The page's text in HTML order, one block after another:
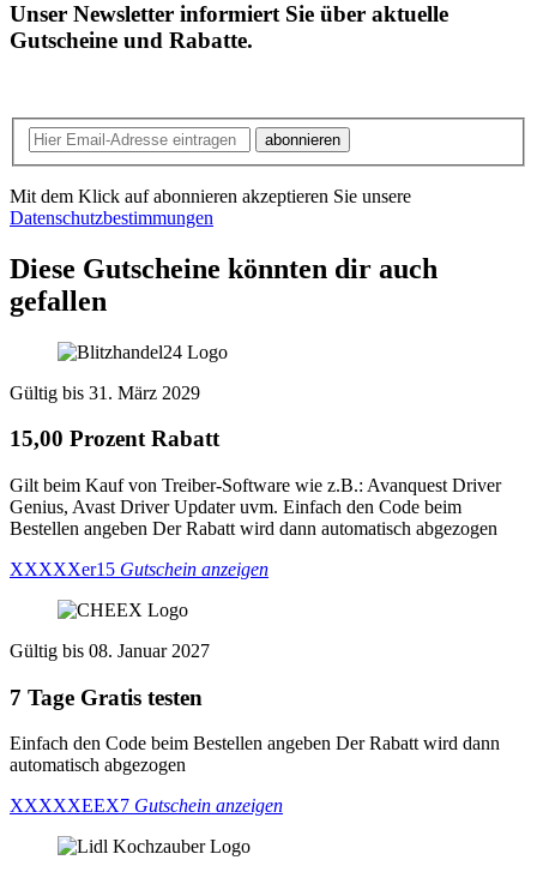
Unser Newsletter informiert Sie über aktuelle
Gutscheine und Rabatte.
abonnieren
Mit dem Klick auf abonnieren akzeptieren Sie unsere
Datenschutzbestimmungen
Diese Gutscheine könnten dir auch
gefallen
Gültig bis 31. März 2029
15,00 Prozent Rabatt
Gilt beim Kauf von Treiber-Software wie z.B.: Avanquest Driver
Genius, Avast Driver Updater uvm. Einfach den Code beim
Bestellen angeben Der Rabatt wird dann automatisch abgezogen
XXXXXer15 Gutschein anzeigen
Gültig bis 08. Januar 2027
7 Tage Gratis testen
Einfach den Code beim Bestellen angeben Der Rabatt wird dann
automatisch abgezogen
XXXXXEEX7 Gutschein anzeigen